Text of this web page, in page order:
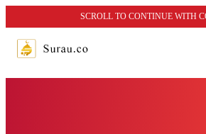
SCROLL TO CONTINUE WITH